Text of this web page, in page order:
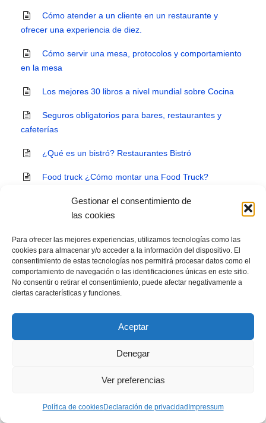
Gestionar el consentimiento de
las cookies
Para ofrecer las mejores experiencias, utilizamos tecnologías como las
cookies para almacenar y/o acceder a la información del dispositivo. El
consentimiento de estas tecnologías nos permitirá procesar datos como el
comportamiento de navegación o las identificaciones únicas en este sitio.
No consentir o retirar el consentimiento, puede afectar negativamente a
ciertas características y funciones.
Aceptar
Denegar
Ver preferencias
Política de cookiesDeclaración de privacidad Impressum
Cómo atender a un cliente en un restaurante y
ofrecer una experiencia de diez.
Cómo servir una mesa, protocolos y comportamiento
en la mesa
Los mejores 30 libros a nivel mundial sobre Cocina
Seguros obligatorios para bares, restaurantes y
cafeterías
¿Qué es un bistró? Restaurantes Bistró
Food truck ¿Cómo montar una Food Truck?
¿Cómo doblar servilletas en hostelería? Trucos y
consejos hosteleros
Cómo montar una pizzería. Todo lo necesario para
abrir una pizzería
Gastrobar. ¿Qué es un gastrobar y sus
características?
¿Qué Maquinaria para carnicería es esencial para
Cómo subir los precios de tu restaurante
Normativa comida preparada para llevar. Leyes,